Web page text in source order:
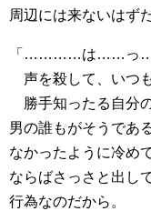
周辺には来ないはずだ
「…………は……っ
声を殺して、いつ
勝手知ったる自分の
男の誰もがそうであ
なかったように冷め
ならばさっさと出し
行為なのだから。